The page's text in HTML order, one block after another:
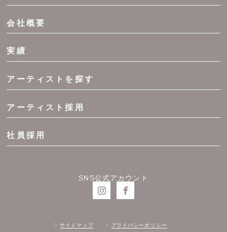
会社概要
実績
アーティストを探す
アーティスト採用
社員採用
SNS公式アカウント
サイトマップ プライバシーポリシー